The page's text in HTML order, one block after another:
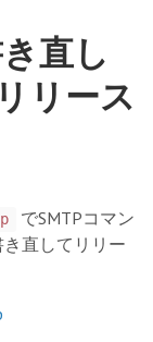
直し
リース
でSMTPコマン
直してリリー